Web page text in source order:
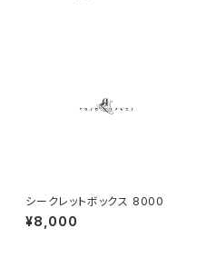
シークレットボックス 8000
¥8,000